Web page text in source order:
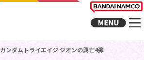
ガンダムトライエイジ ジオンの興亡4弾